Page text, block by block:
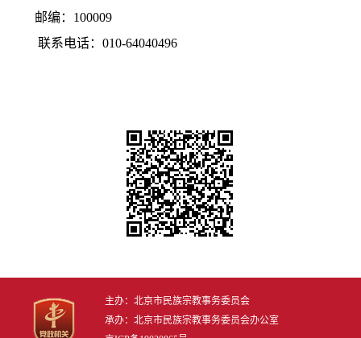
邮编：100009
联系电话：010-64040496
主办：北京市民族宗教事务委员会
承办：北京市民族宗教事务委员会办公室